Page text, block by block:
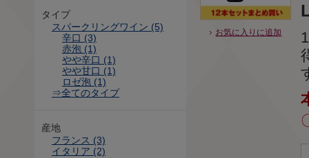
お気に入りに追加
タイプ
スパークリングワイン (5)
辛口 (3)
赤泡 (1)
やや辛口 (1)
やや甘口 (1)
ロゼ泡 (1)
⇒全てのタイプ
産地
フランス (3)
イタリア (2)